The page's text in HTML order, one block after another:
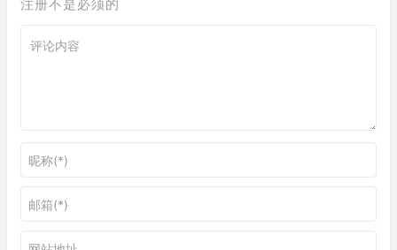
注册不是必须的